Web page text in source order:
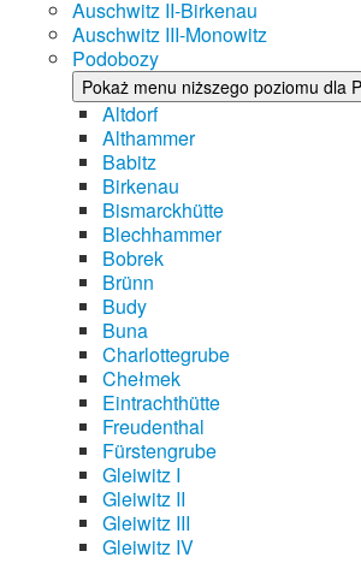
Auschwitz II-Birkenau
Auschwitz III-Monowitz
Podobozy
Pokaż menu niższego poziomu dla
Altdorf
Althammer
Babitz
Birkenau
Bismarckhütte
Blechhammer
Bobrek
Brünn
Budy
Buna
Charlottegrube
Chełmek
Eintrachthütte
Freudenthal
Fürstengrube
Gleiwitz I
Gleiwitz II
Gleiwitz III
Gleiwitz IV